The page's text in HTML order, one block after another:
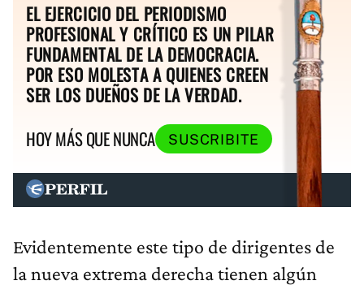
EL EJERCICIO DEL PERIODISMO
PROFESIONAL Y CRÍTICO ES UN PILAR
FUNDAMENTAL DE LA DEMOCRACIA.
POR ESO MOLESTA A QUIENES CREEN
SER LOS DUEÑOS DE LA VERDAD.
HOY MÁS QUE NUNCA
SUSCRIBITE
Evidentemente este tipo de dirigentes de
la nueva extrema derecha tienen algún